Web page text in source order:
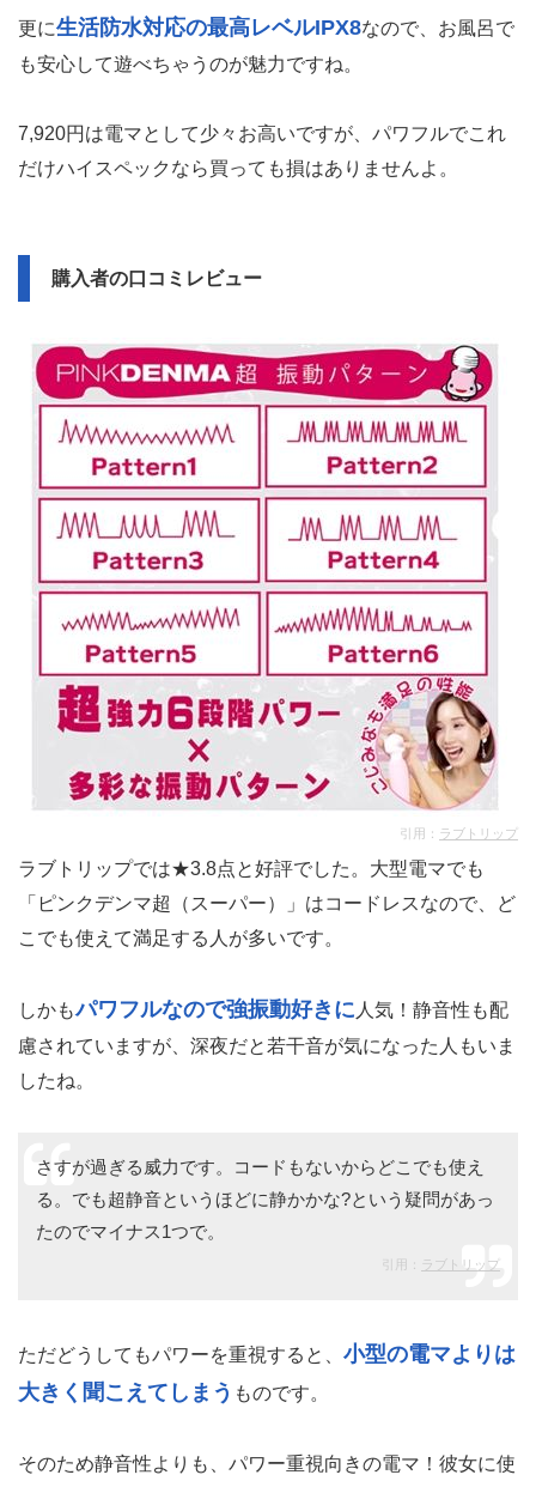
更に生活防水対応の最高レベルIPX8なので、お風呂で
も安心して遊べちゃうのが魅力ですね。
7,920円は電マとして少々お高いですが、パワフルでこれ
だけハイスペックなら買っても損はありませんよ。
購入者の口コミレビュー
引用： ラブトリップ
ラブトリップでは★3.8点と好評でした。大型電マでも
「ピンクデンマ超（スーパー）」はコードレスなので、ど
こでも使えて満足する人が多いです。
しかもパワフルなので強振動好きに 人気！静音性も配
慮されていますが、深夜だと若干音が気になった人もいま
したね。
さすが過ぎる威力です。コードもないからどこでも使え
る。でも超静音というほどに静かかな?という疑問があっ
たのでマイナス1つで。
引用： ラブトリップ
ただどうしてもパワーを重視すると、 小型の電マよりは
大きく聞こえてしまう ものです。
そのため静音性よりも、パワー重視向きの電マ！彼女に使